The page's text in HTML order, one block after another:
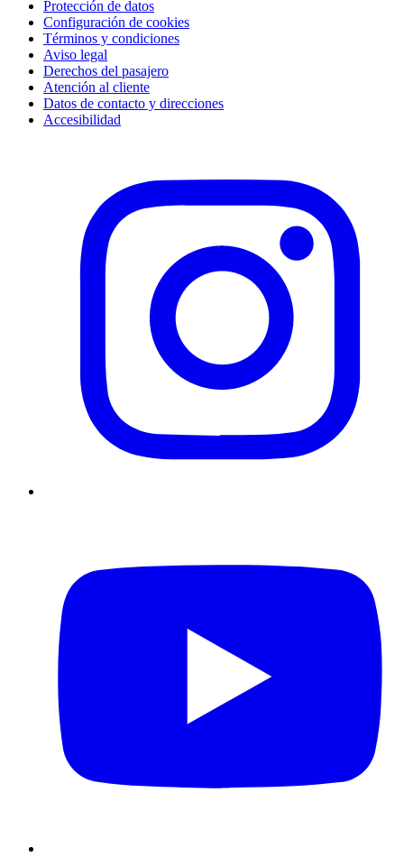
Protección de datos
Configuración de cookies
Términos y condiciones
Aviso legal
Derechos del pasajero
Atención al cliente
Datos de contacto y direcciones
Accesibilidad